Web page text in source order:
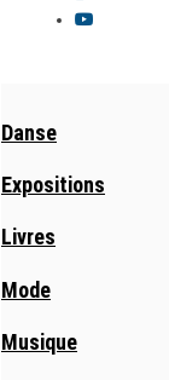
Danse
Expositions
Livres
Mode
Musique